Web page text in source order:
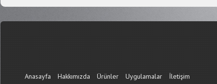
Anasayfa Hakkımızda Ürünler Uygulamalar İletişim